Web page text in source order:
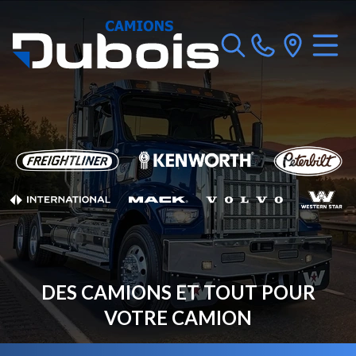
DES CAMIONS ET TOUT POUR
VOTRE CAMION